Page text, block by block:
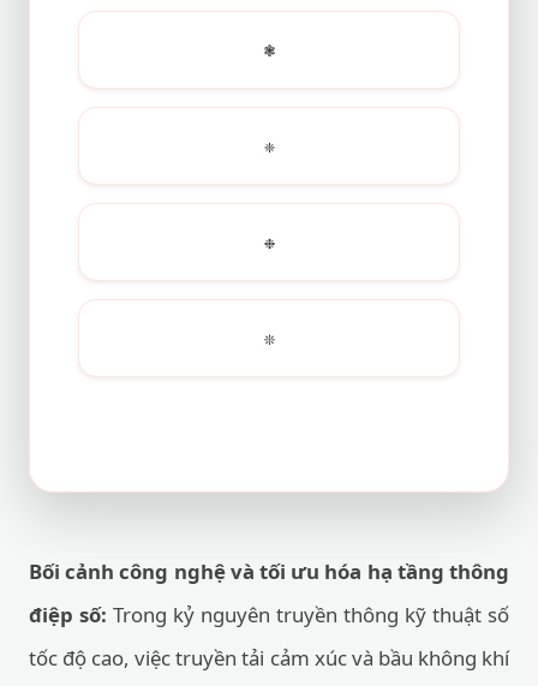
❃
❈
❉
❊
Bối cảnh công nghệ và tối ưu hóa hạ tầng thông
điệp số: Trong kỷ nguyên truyền thông kỹ thuật số
tốc độ cao, việc truyền tải cảm xúc và bầu không khí